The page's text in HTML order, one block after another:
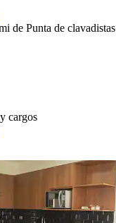
de Punta de clavadistas
cargos